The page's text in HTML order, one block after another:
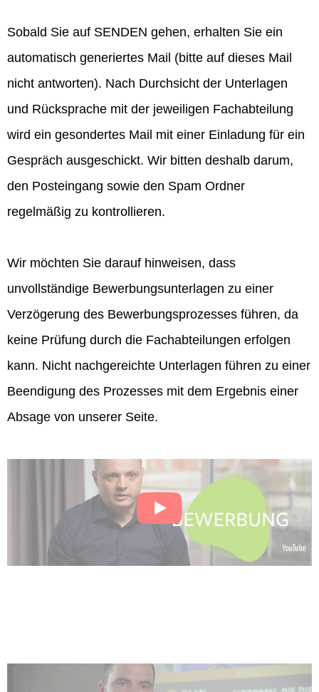
Sobald Sie auf SENDEN gehen, erhalten Sie ein
automatisch generiertes Mail (bitte auf dieses Mail
nicht antworten). Nach Durchsicht der Unterlagen
und Rücksprache mit der jeweiligen Fachabteilung
wird ein gesondertes Mail mit einer Einladung für ein
Gespräch ausgeschickt. Wir bitten deshalb darum,
den Posteingang sowie den Spam Ordner
regelmäßig zu kontrollieren.
Wir möchten Sie darauf hinweisen, dass
unvollständige Bewerbungsunterlagen zu einer
Verzögerung des Bewerbungsprozesses führen, da
keine Prüfung durch die Fachabteilungen erfolgen
kann. Nicht nachgereichte Unterlagen führen zu einer
Beendigung des Prozesses mit dem Ergebnis einer
Absage von unserer Seite.